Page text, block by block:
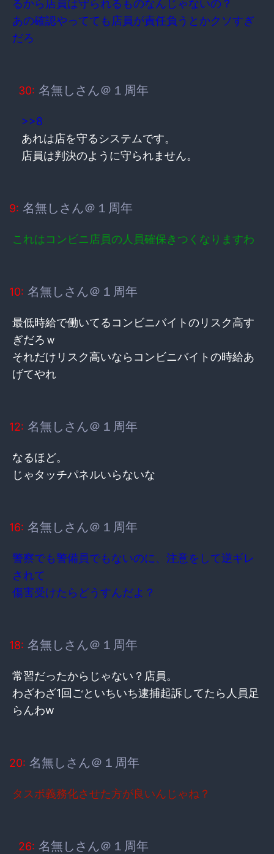
るから店員は守られるものなんじゃないの？
あの確認やってても店員が責任負うとかクソすぎ
だろ
30: 名無しさん＠１周年
>>8
あれは店を守るシステムです。
店員は判決のように守られません。
9: 名無しさん＠１周年
これはコンビニ店員の人員確保きつくなりますわ
10: 名無しさん＠１周年
最低時給で働いてるコンビニバイトのリスク高す
ぎだろｗ
それだけリスク高いならコンビニバイトの時給あ
げてやれ
12: 名無しさん＠１周年
なるほど。
じゃタッチパネルいらないな
16: 名無しさん＠１周年
警察でも警備員でもないのに、注意をして逆ギレ
されて
傷害受けたらどうすんだよ？
18: 名無しさん＠１周年
常習だったからじゃない？店員。
わざわざ1回ごといちいち逮捕起訴してたら人員足
らんわw
20: 名無しさん＠１周年
タスポ義務化させた方が良いんじゃね？
26: 名無しさん＠１周年